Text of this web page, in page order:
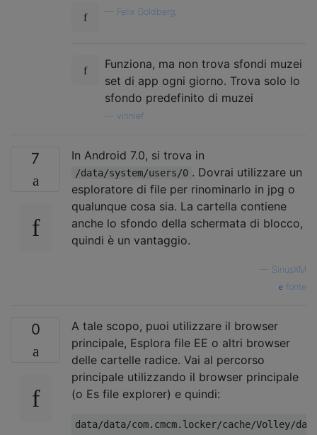
Felix Goldberg,
Funziona, ma non trova sfondi muzei
set di app ogni giorno. Trova solo lo
sfondo predefinito di muzei
vinnief
7 In Android 7.0, si trova in
/data/system/users/0 . Dovrai utilizzare un
esploratore di file per rinominarlo in jpg o
qualunque cosa sia. La cartella contiene
anche lo sfondo della schermata di blocco,
quindi è un vantaggio.
SiriusXM
fonte
0
A tale scopo, puoi utilizzare il browser
principale, Esplora file EE o altri browser
delle cartelle radice. Vai al percorso
principale utilizzando il browser principale
(o Es file explorer) e quindi: